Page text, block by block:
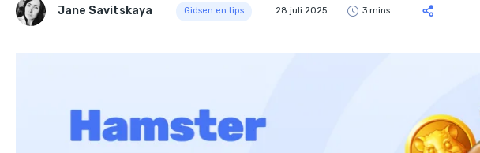
Jane Savitskaya Gidsen en tips 28 juli 2025 3 mins